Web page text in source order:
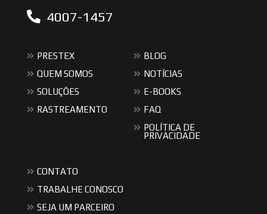
4007-1457
PRESTEX
QUEM SOMOS
SOLUÇÕES
RASTREAMENTO
BLOG
NOTÍCIAS
E-BOOKS
FAQ
POLÍTICA DE
PRIVACIDADE
CONTATO
TRABALHE CONOSCO
SEJA UM PARCEIRO